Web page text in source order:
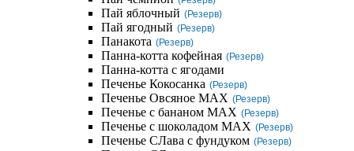
Пай яблочный (Резерв)
Пай ягодный (Резерв)
Панакота (Резерв)
Панна-котта кофейная (Резерв)
Панна-котта с ягодами
Печенье Кокосанка (Резерв)
Печенье Овсяное MAX (Резерв)
Печенье с бананом MAX (Резерв)
Печенье с шоколадом MAX (Резерв)
Печенье СЛава с фундуком (Резерв)